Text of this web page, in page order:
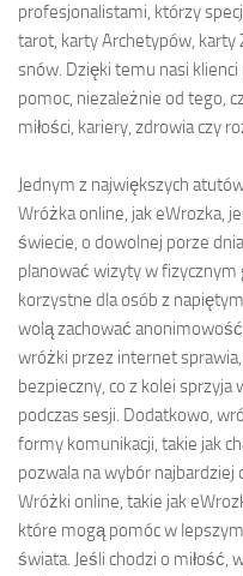
profesjonalistami, którzy
tarot, karty Archetypów,
snów. Dzięki temu nasi
pomoc, niezależnie od tego,
miłości, kariery, zdrowia czy
Jednym z największych
Wróżka online, jak eWrozka,
świecie, o dowolnej porze
planować wizyty w fizycznym
korzystne dla osób z
wolą zachować
wróżki przez internet
bezpieczny, co z kolei
podczas sesji. Dodatkowo,
formy komunikacji, takie jak
pozwala na wybór
Wróżki online, takie jak
które mogą pomóc w
świata. Jeśli chodzi o miłość,